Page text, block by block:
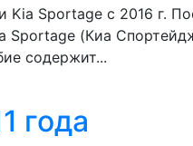
Sportage с 2016 г.
Sportage (Киа
содержит...
года